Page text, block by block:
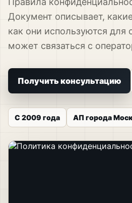
Документ описывает,
как они используются для
может связаться с
Получить консультацию
С 2009 года АП города